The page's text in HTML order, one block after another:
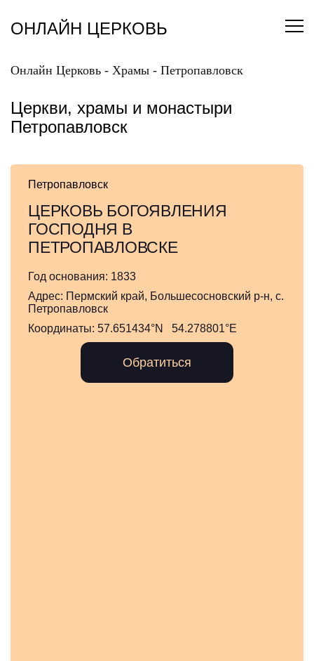
содержанию
ОНЛАЙН ЦЕРКОВЬ
Онлайн Церковь - Храмы - Петропавловск
Церкви, храмы и монастыри
Петропавловск
Петропавловск
ЦЕРКОВЬ БОГОЯВЛЕНИЯ
ГОСПОДНЯ В
ПЕТРОПАВЛОВСКЕ
Год основания: 1833
Адрес: Пермский край, Большесосновский р-н, с.
Петропавловск
Координаты: 57.651434°N 54.278801°E
Обратиться